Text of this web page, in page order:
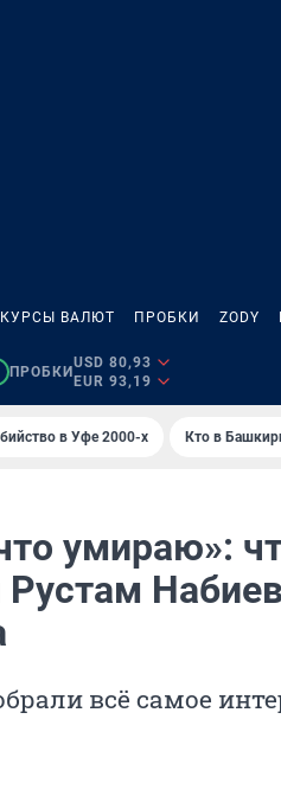
КУРСЫ ВАЛЮТ ПРОБКИ ZODY
ПРОБКИ
USD 80,93
EUR 93,19
в Уфе 2000-х Кто в
умираю»:
всё самое